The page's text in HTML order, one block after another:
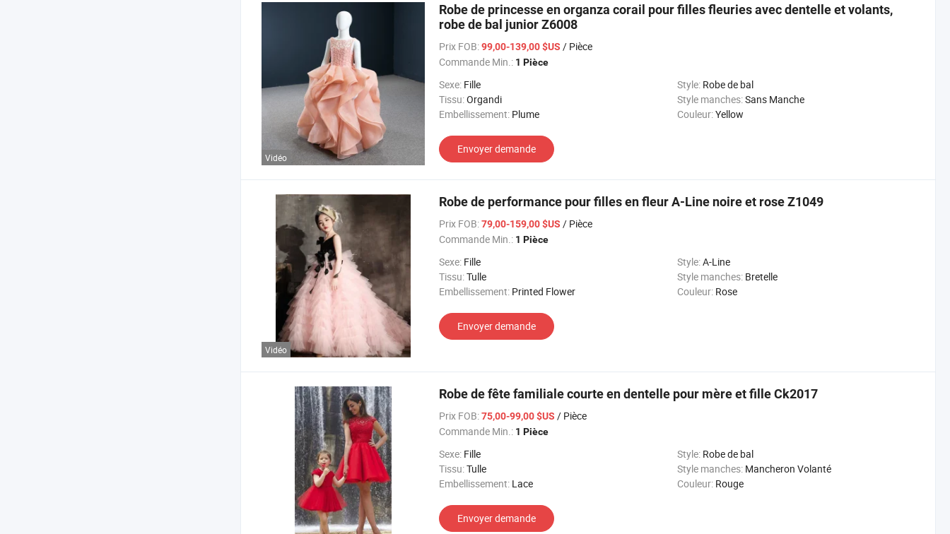
Vidéo
Robe de princesse en organza corail pour filles fleuries avec dentelle et volants,
robe de bal junior Z6008
Prix FOB:99,00-139,00 $US / Pièce
Commande Min.: 1 Pièce
Sexe: Fille Style: Robe de bal
Tissu:Organdi Style manches:Sans Manche
Embellissement: Plume Couleur:Yellow
Envoyer demande
Vidéo
Robe de performance pour filles en fleur A-Line noire et rose Z1049
Prix FOB:79,00-159,00 $US / Pièce
Commande Min.: 1 Pièce
Sexe: Fille Style:A-Line
Tissu:Tulle Style manches: Bretelle
Embellissement: Printed Flower Couleur: Rose
Envoyer demande
Robe de fête familiale courte en dentelle pour mère et fille Ck2017
Prix FOB:75,00-99,00 $US / Pièce
Commande Min.: 1 Pièce
Sexe: Fille Style: Robe de bal
Tissu:Tulle Style manches: Mancheron Volanté
Embellissement: Lace Couleur: Rouge
Envoyer demande